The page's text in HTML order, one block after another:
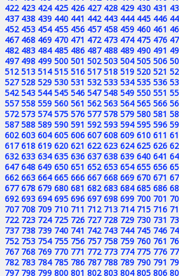
422 423 424 425 426 427 428 429 430 431
437 438 439 440 441 442 443 444 445 446
452 453 454 455 456 457 458 459 460 461
467 468 469 470 471 472 473 474 475 476
482 483 484 485 486 487 488 489 490 491
497 498 499 500 501 502 503 504 505 506
512 513 514 515 516 517 518 519 520 521
527 528 529 530 531 532 533 534 535 536
542 543 544 545 546 547 548 549 550 551
557 558 559 560 561 562 563 564 565 566
572 573 574 575 576 577 578 579 580 581
587 588 589 590 591 592 593 594 595 596
602 603 604 605 606 607 608 609 610 611
617 618 619 620 621 622 623 624 625 626
632 633 634 635 636 637 638 639 640 641
647 648 649 650 651 652 653 654 655 656
662 663 664 665 666 667 668 669 670 671
677 678 679 680 681 682 683 684 685 686
692 693 694 695 696 697 698 699 700 701
707 708 709 710 711 712 713 714 715 716
722 723 724 725 726 727 728 729 730 731
737 738 739 740 741 742 743 744 745 746
752 753 754 755 756 757 758 759 760 761
767 768 769 770 771 772 773 774 775 776
782 783 784 785 786 787 788 789 790 791
797 798 799 800 801 802 803 804 805 806